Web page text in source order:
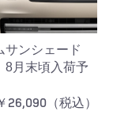
サンシェード
8月末頃入荷予
26,090（税込）